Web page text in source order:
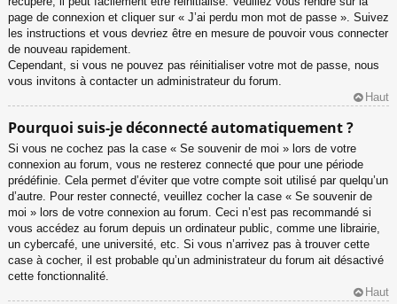
page de connexion et cliquer sur « J’ai perdu mon mot de passe ». Suivez
les instructions et vous devriez être en mesure de pouvoir vous connecter
de nouveau rapidement.
Cependant, si vous ne pouvez pas réinitialiser votre mot de passe, nous
vous invitons à contacter un administrateur du forum.
Haut
Pourquoi suis-je déconnecté automatiquement ?
Si vous ne cochez pas la case « Se souvenir de moi » lors de votre
connexion au forum, vous ne resterez connecté que pour une période
prédéfinie. Cela permet d’éviter que votre compte soit utilisé par quelqu’un
d’autre. Pour rester connecté, veuillez cocher la case « Se souvenir de
moi » lors de votre connexion au forum. Ceci n’est pas recommandé si
vous accédez au forum depuis un ordinateur public, comme une librairie,
un cybercafé, une université, etc. Si vous n’arrivez pas à trouver cette
case à cocher, il est probable qu’un administrateur du forum ait désactivé
cette fonctionnalité.
Haut